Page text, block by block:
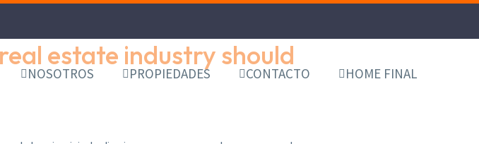
NOSOTROS PROPIEDADES CONTACTO HOME FINAL
industry should be using (Demo)
estate industry should